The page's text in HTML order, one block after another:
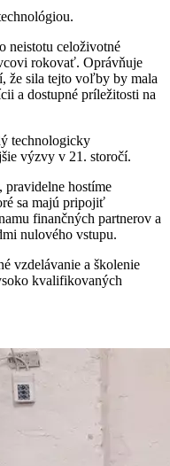
neistotu celoživotné
rokovať. Oprávňuje
že sila tejto voľby by mala
a dostupné príležitosti na
technologicky
výzvy v 21. storočí.
pravidelne hostíme
sa majú pripojiť
finančných partnerov a
nulového vstupu.
vzdelávanie a školenie
kvalifikovaných